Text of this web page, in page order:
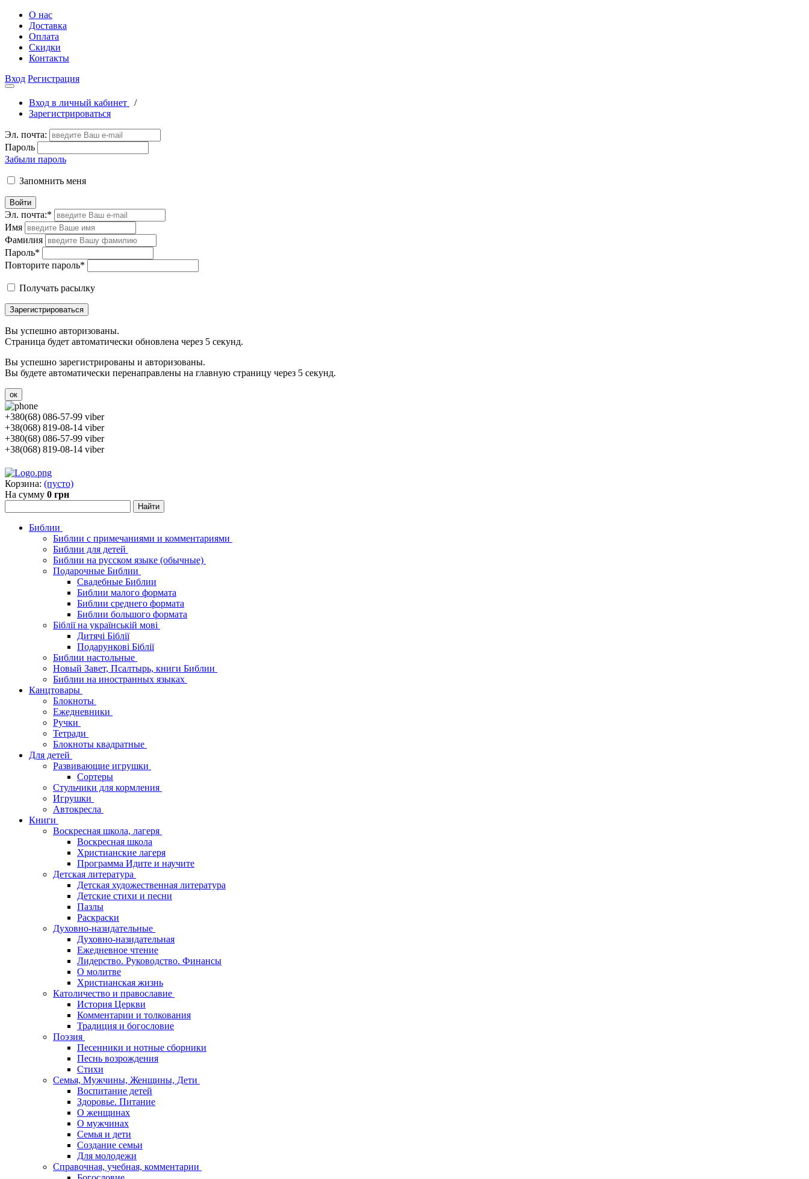
О нас
Доставка
Оплата
Скидки
Контакты
Вход Регистрация
Вход в личный кабинет
/
Зарегистрироваться
Эл. почта:
Пароль
Забыли пароль
Запомнить меня
Войти
Эл. почта:*
Имя
Фамилия
Пароль*
Повторите пароль*
Получать расылку
Зарегистрироваться
Вы успешно авторизованы.
Страница будет автоматически обновлена через 5 секунд.
Вы успешно зарегистрированы и авторизованы.
Вы будете автоматически перенаправлены на главную страницу через 5 секунд.
ок
+380(68) 086-57-99 viber
+38(068) 819-08-14 viber
+380(68) 086-57-99 viber
+38(068) 819-08-14 viber
Корзина: (пусто)
На сумму 0 грн
Библии
Библии с примечаниями и комментариями
Библии для детей
Библии на русском языке (обычные)
Подарочные Библии
Свадебные Библии
Библии малого формата
Библии среднего формата
Библии большого формата
Біблії на українській мові
Дитячі Біблії
Подарункові Біблії
Библии настольные
Новый Завет, Псалтырь, книги Библии
Библии на иностранных языках
Канцтовары
Блокноты
Ежедневники
Ручки
Тетради
Блокноты квадратные
Для детей
Развивающие игрушки
Сортеры
Стульчики для кормления
Игрушки
Автокресла
Книги
Воскресная школа, лагеря
Воскресная школа
Христианские лагеря
Программа Идите и научите
Детская литература
Детская художественная литература
Детские стихи и песни
Пазлы
Раскраски
Духовно-назидательные
Духовно-назидательная
Ежедневное чтение
Лидерство. Руководство. Финансы
О молитве
Христианская жизнь
Католичество и православие
История Церкви
Комментарии и толкования
Традиция и богословие
Поэзия
Песенники и нотные сборники
Песнь возрождения
Стихи
Семья, Мужчины, Женщины, Дети
Воспитание детей
Здоровье. Питание
О женщинах
О мужчинах
Семья и дети
Создание семьи
Для молодежи
Справочная, учебная, комментарии